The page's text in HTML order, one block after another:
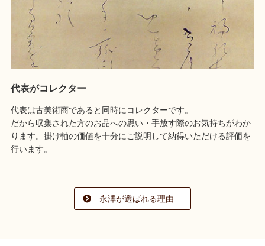
代表がコレクター
代表は古美術商であると同時にコレクターです。
だから収集された方のお品への思い・手放す際のお気持ちがわか
ります。掛け軸の価値を十分にご説明して納得いただける評価を
行います。
永澤が選ばれる理由